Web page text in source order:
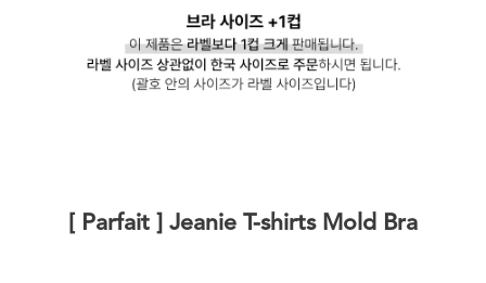
[ Parfait ] Jeanie T-shirts Mold Bra